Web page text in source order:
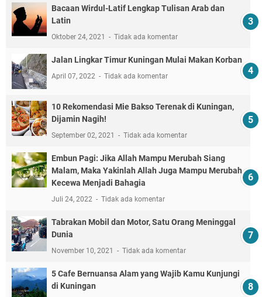
Bacaan Wirdul-Latif Lengkap Tulisan Arab dan
Latin
Oktober 24, 2021 Tidak ada komentar
Jalan Lingkar Timur Kuningan Mulai Makan Korban
April 07, 2022 Tidak ada komentar
10 Rekomendasi Mie Bakso Terenak di Kuningan,
Dijamin Nagih!
September 02, 2021 Tidak ada komentar
Embun Pagi: Jika Allah Mampu Merubah Siang
Malam, Maka Yakinlah Allah Juga Mampu Merubah
Kecewa Menjadi Bahagia
Juli 24, 2022 Tidak ada komentar
Tabrakan Mobil dan Motor, Satu Orang Meninggal
Dunia
November 10, 2021 Tidak ada komentar
5 Cafe Bernuansa Alam yang Wajib Kamu Kunjungi
di Kuningan